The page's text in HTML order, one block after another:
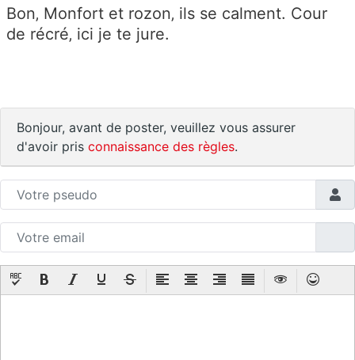
Bon‚ Monfort et rozon‚ ils se calment. Cour
de récré‚ ici je te jure.
Bonjour, avant de poster, veuillez vous assurer
d'avoir pris connaissance des règles.